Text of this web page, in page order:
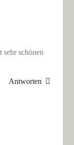
schönen
Antworten